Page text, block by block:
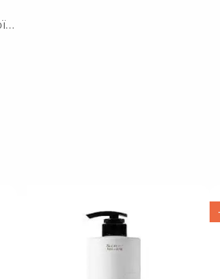
Живильний кондиціонер швидкої дії для кучерявого волосся